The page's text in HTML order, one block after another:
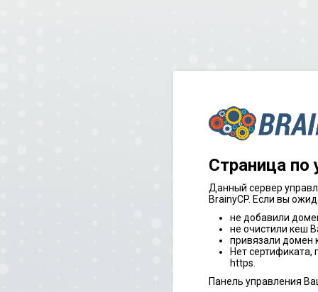
Страница
Данный сервер
BrainyCP. Если вы
не добавили
не очистили кеш
привязали домен
Нет сертификата,
https.
Панель управления